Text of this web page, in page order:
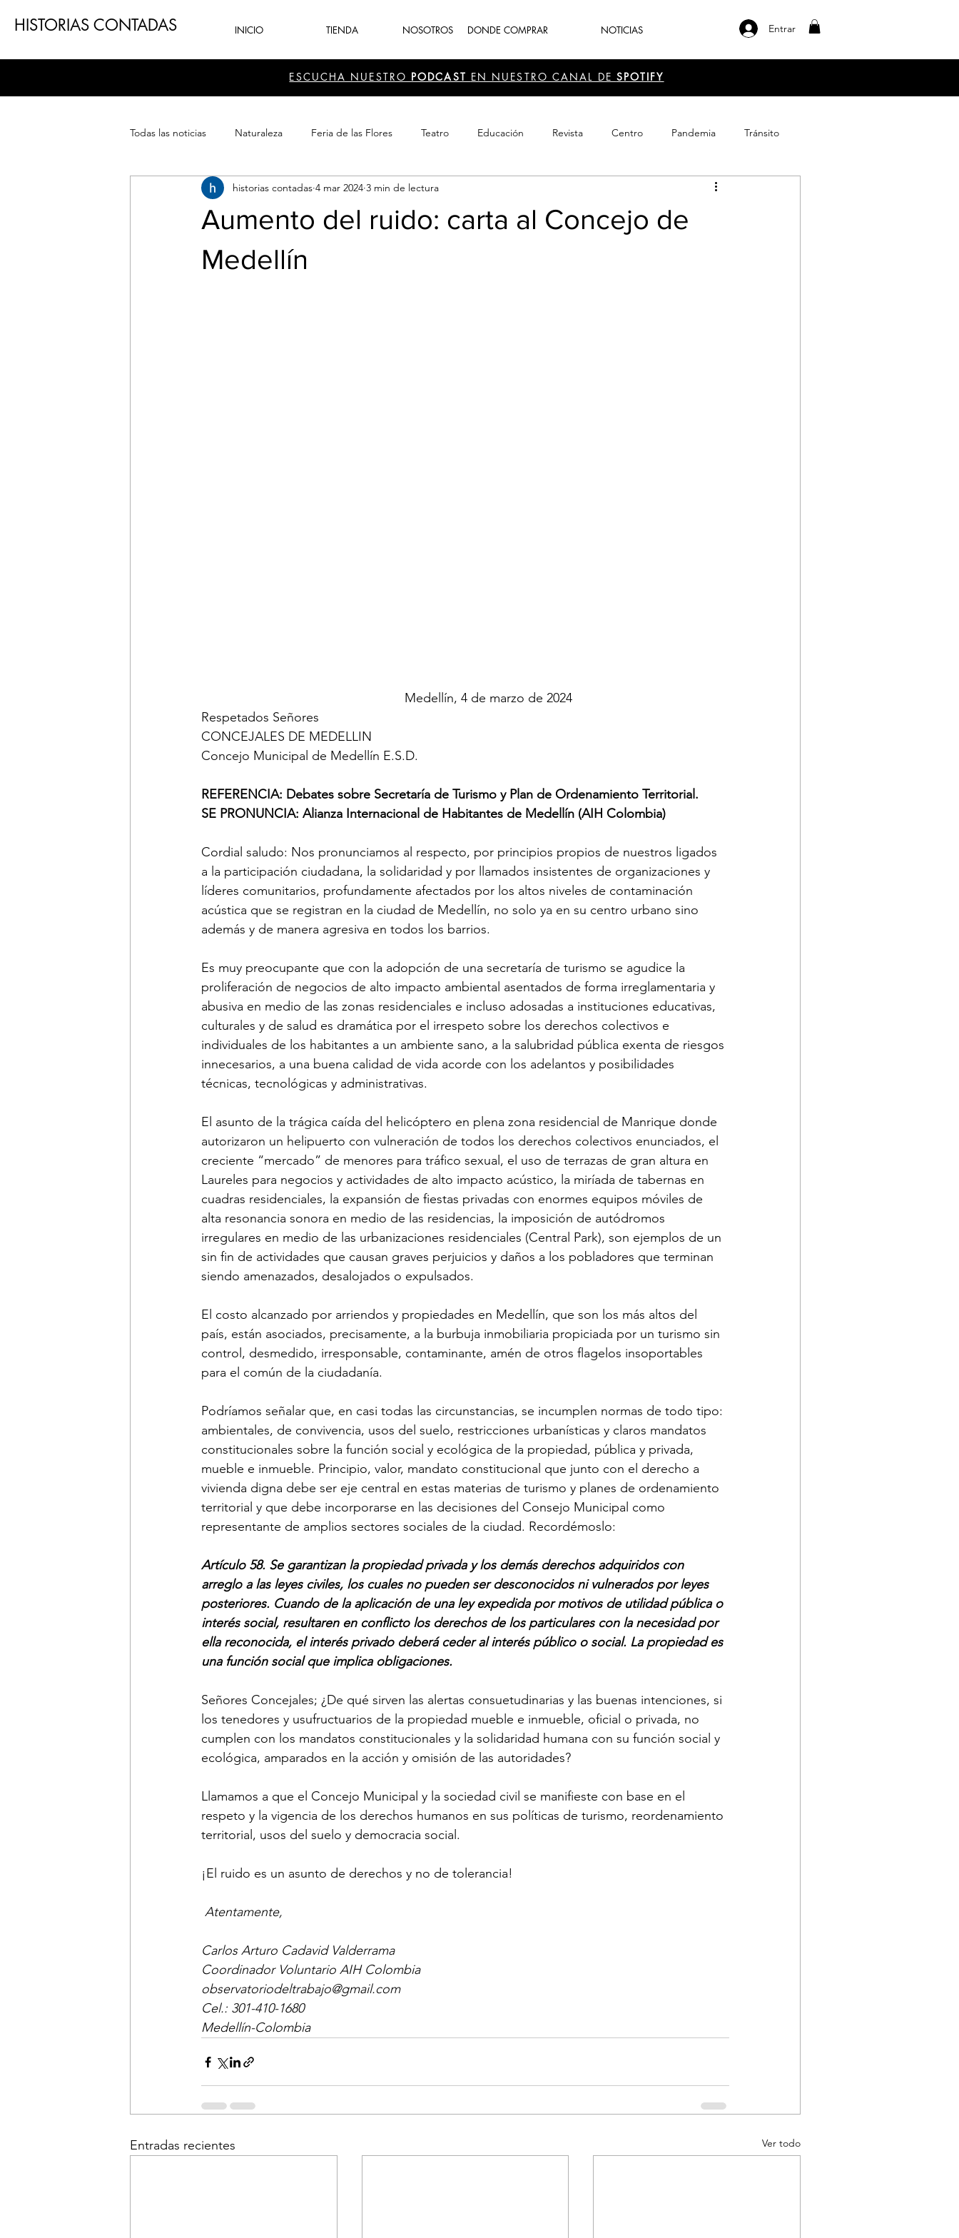
HISTORIAS CONTADAS INICIO TIENDA NOSOTROS DONDE COMPRAR NOTICIAS Entrar
ESCUCHA NUESTRO PODCAST EN NUESTRO CANAL DE SPOTIFY
Todas las noticias Naturaleza Feria de las Flores Teatro Educación Revista Centro Pandemia Tránsito
Patrimonio Sector Cultura Recreación Emprendimiento
Aumento del ruido: carta al Concejo de
Medellín
historias contadas 4 mar 2024 3 min de lectura
                                                         Medellín, 4 de marzo de 2024
Respetados Señores
CONCEJALES DE MEDELLIN
Concejo Municipal de Medellín E.S.D.
REFERENCIA: Debates sobre Secretaría de Turismo y Plan de Ordenamiento Territorial.
SE PRONUNCIA: Alianza Internacional de Habitantes de Medellín (AIH Colombia)
Cordial saludo: Nos pronunciamos al respecto, por principios propios de nuestros ligados
a la participación ciudadana, la solidaridad y por llamados insistentes de organizaciones y
líderes comunitarios, profundamente afectados por los altos niveles de contaminación
acústica que se registran en la ciudad de Medellín, no solo ya en su centro urbano sino
además y de manera agresiva en todos los barrios.
Es muy preocupante que con la adopción de una secretaría de turismo se agudice la
proliferación de negocios de alto impacto ambiental asentados de forma irreglamentaria y
abusiva en medio de las zonas residenciales e incluso adosadas a instituciones educativas,
culturales y de salud es dramática por el irrespeto sobre los derechos colectivos e
individuales de los habitantes a un ambiente sano, a la salubridad pública exenta de riesgos
innecesarios, a una buena calidad de vida acorde con los adelantos y posibilidades
técnicas, tecnológicas y administrativas.
El asunto de la trágica caída del helicóptero en plena zona residencial de Manrique donde
autorizaron un helipuerto con vulneración de todos los derechos colectivos enunciados, el
creciente “mercado” de menores para tráfico sexual, el uso de terrazas de gran altura en
Laureles para negocios y actividades de alto impacto acústico, la miríada de tabernas en
cuadras residenciales, la expansión de fiestas privadas con enormes equipos móviles de
alta resonancia sonora en medio de las residencias, la imposición de autódromos
irregulares en medio de las urbanizaciones residenciales (Central Park), son ejemplos de un
sin fin de actividades que causan graves perjuicios y daños a los pobladores que terminan
siendo amenazados, desalojados o expulsados.
El costo alcanzado por arriendos y propiedades en Medellín, que son los más altos del
país, están asociados, precisamente, a la burbuja inmobiliaria propiciada por un turismo sin
control, desmedido, irresponsable, contaminante, amén de otros flagelos insoportables
para el común de la ciudadanía.
Podríamos señalar que, en casi todas las circunstancias, se incumplen normas de todo tipo:
ambientales, de convivencia, usos del suelo, restricciones urbanísticas y claros mandatos
constitucionales sobre la función social y ecológica de la propiedad, pública y privada,
mueble e inmueble. Principio, valor, mandato constitucional que junto con el derecho a
vivienda digna debe ser eje central en estas materias de turismo y planes de ordenamiento
territorial y que debe incorporarse en las decisiones del Consejo Municipal como
representante de amplios sectores sociales de la ciudad. Recordémoslo:
Artículo 58. Se garantizan la propiedad privada y los demás derechos adquiridos con
arreglo a las leyes civiles, los cuales no pueden ser desconocidos ni vulnerados por leyes
posteriores. Cuando de la aplicación de una ley expedida por motivos de utilidad pública o
interés social, resultaren en conflicto los derechos de los particulares con la necesidad por
ella reconocida, el interés privado deberá ceder al interés público o social. La propiedad es
una función social que implica obligaciones.
Señores Concejales; ¿De qué sirven las alertas consuetudinarias y las buenas intenciones, si
los tenedores y usufructuarios de la propiedad mueble e inmueble, oficial o privada, no
cumplen con los mandatos constitucionales y la solidaridad humana con su función social y
ecológica, amparados en la acción y omisión de las autoridades?
Llamamos a que el Concejo Municipal y la sociedad civil se manifieste con base en el
respeto y la vigencia de los derechos humanos en sus políticas de turismo, reordenamiento
territorial, usos del suelo y democracia social.
¡El ruido es un asunto de derechos y no de tolerancia!
Atentamente,
Carlos Arturo Cadavid Valderrama
Coordinador Voluntario AIH Colombia
observatoriodeltrabajo@gmail.com
Cel.: 301-410-1680
Medellín-Colombia
Entradas recientes Ver todo